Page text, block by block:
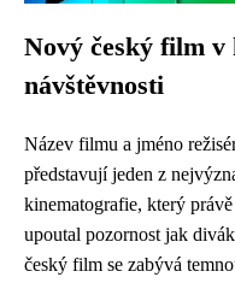
Nový český film
návštěvnosti
Název filmu a jméno
představují jeden z
kinematografie, který
upoutal pozornost jak
český film se zabývá